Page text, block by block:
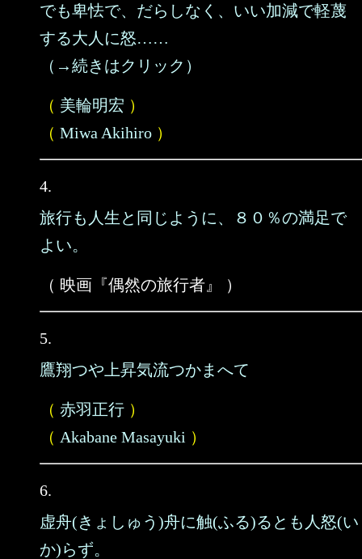
でも卑怯で、だらしなく、いい加減で軽蔑
する大人に怒……
（→続きはクリック）
（ 美輪明宏 ）
（ Miwa Akihiro ）
4.
旅行も人生と同じように、８０％の満足で
よい。
（ 映画『偶然の旅行者』 ）
5.
鷹翔つや上昇気流つかまへて
（ 赤羽正行 ）
（ Akabane Masayuki ）
6.
虚舟(きょしゅう)舟に触(ふる)るとも人怒(い
か)らず。